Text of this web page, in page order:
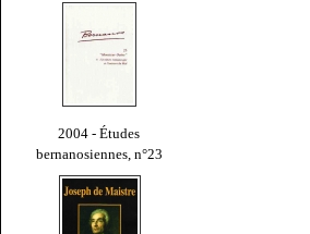
2004 - Études
bernanosiennes, n°23